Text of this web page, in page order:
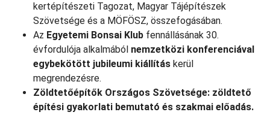
kertépítészeti Tagozat, Magyar Tájépítészek
Szövetsége és a MÖFÖSZ, összefogásában.
Az Egyetemi Bonsai Klub fennállásának 30.
évfordulója alkalmából nemzetközi konferenciával
egybekötött jubileumi kiállítás kerül
megrendezésre.
Zöldtetőépítők Országos Szövetsége: zöldtető
építési gyakorlati bemutató és szakmai előadás.